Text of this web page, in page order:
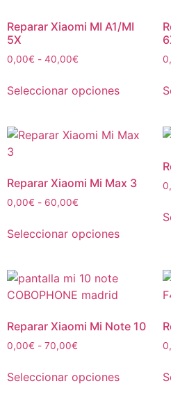
Reparar Xiaomi MI A1/MI
5X
0,00€ - 40,00€
Seleccionar opciones
Reparar Xiaomi Mi Max 3
0,00€ - 60,00€
Seleccionar opciones
Reparar Xiaomi Mi Note 10
0,00€ - 70,00€
Seleccionar opciones